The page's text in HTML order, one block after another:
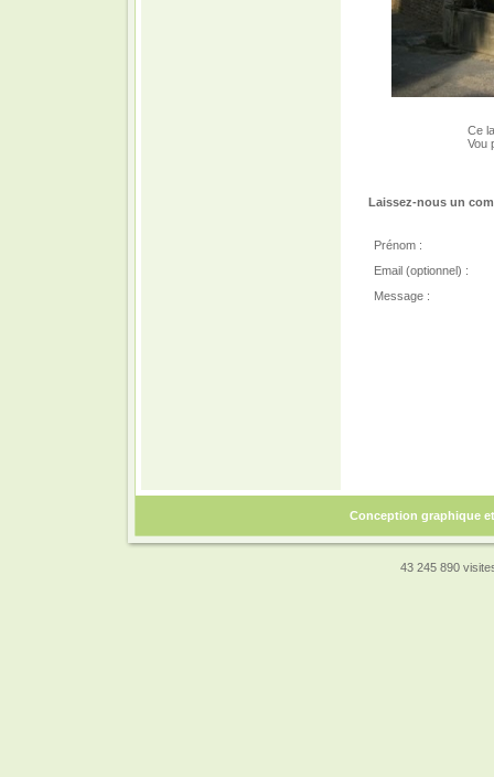
Ce
Vou
Laissez-nous un
Prénom :
Email (optionnel) :
Message :
Conception graphique
43 245 890